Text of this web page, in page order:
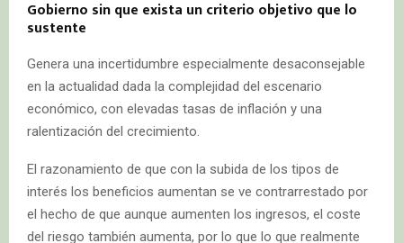
Gobierno sin que exista un criterio objetivo que lo
sustente
Genera una incertidumbre especialmente desaconsejable
en la actualidad dada la complejidad del escenario
económico, con elevadas tasas de inflación y una
ralentización del crecimiento.
El razonamiento de que con la subida de los tipos de
interés los beneficios aumentan se ve contrarrestado por
el hecho de que aunque aumenten los ingresos, el coste
del riesgo también aumenta, por lo que lo que realmente